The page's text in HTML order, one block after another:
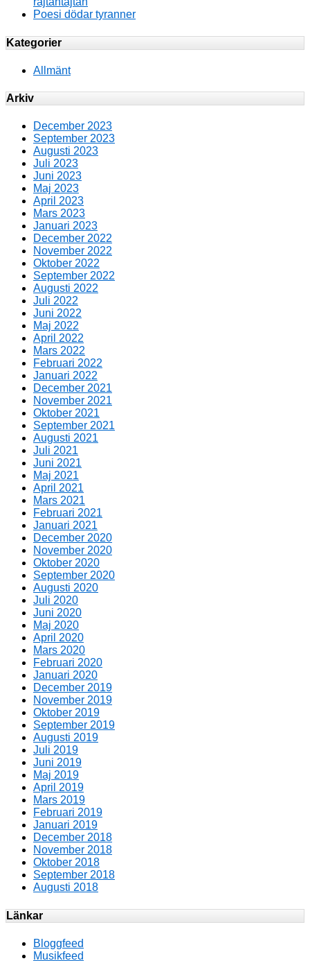
Poesi dödar tyranner
Kategorier
Allmänt
Arkiv
December 2023
September 2023
Augusti 2023
Juli 2023
Juni 2023
Maj 2023
April 2023
Mars 2023
Januari 2023
December 2022
November 2022
Oktober 2022
September 2022
Augusti 2022
Juli 2022
Juni 2022
Maj 2022
April 2022
Mars 2022
Februari 2022
Januari 2022
December 2021
November 2021
Oktober 2021
September 2021
Augusti 2021
Juli 2021
Juni 2021
Maj 2021
April 2021
Mars 2021
Februari 2021
Januari 2021
December 2020
November 2020
Oktober 2020
September 2020
Augusti 2020
Juli 2020
Juni 2020
Maj 2020
April 2020
Mars 2020
Februari 2020
Januari 2020
December 2019
November 2019
Oktober 2019
September 2019
Augusti 2019
Juli 2019
Juni 2019
Maj 2019
April 2019
Mars 2019
Februari 2019
Januari 2019
December 2018
November 2018
Oktober 2018
September 2018
Augusti 2018
Länkar
Bloggfeed
Musikfeed